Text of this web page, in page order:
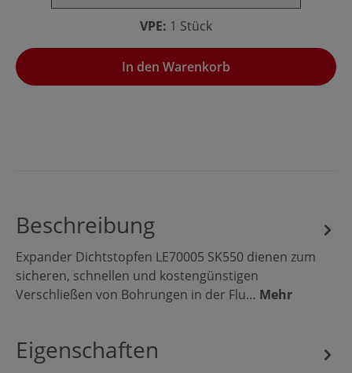
VPE: 1 Stück
In den Warenkorb
Beschreibung
Expander Dichtstopfen LE70005 SK550 dienen zum
sicheren, schnellen und kostengünstigen
Verschließen von Bohrungen in der Flu… Mehr
Eigenschaften